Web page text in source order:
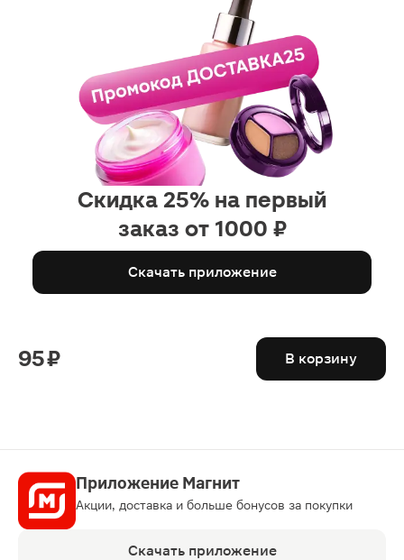
Скидка 25% на первый
заказ от 1000 ₽
Скачать приложение
95 ₽ В корзину
Приложение Магнит
Акции, доставка и больше бонусов за покупки
Скачать приложение